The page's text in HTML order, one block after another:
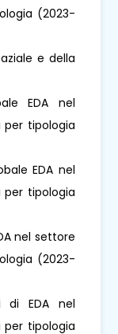
(2023-
e della
EDA nel
per tipologia
EDA nel
per tipologia
nel settore
(2023-
di EDA nel
per tipologia